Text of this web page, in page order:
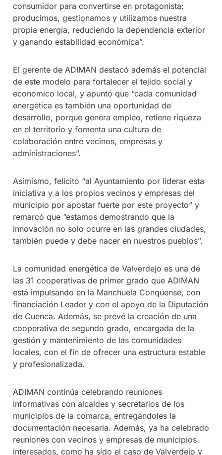
consumidor para convertirse en protagonista:
producimos, gestionamos y utilizamos nuestra
propia energía, reduciendo la dependencia exterior
y ganando estabilidad económica”.
El gerente de ADIMAN destacó además el potencial
de este modelo para fortalecer el tejido social y
económico local, y apuntó que “cada comunidad
energética es también una oportunidad de
desarrollo, porque genera empleo, retiene riqueza
en el territorio y fomenta una cultura de
colaboración entre vecinos, empresas y
administraciones”.
Asimismo, felicitó “al Ayuntamiento por liderar esta
iniciativa y a los propios vecinos y empresas del
municipio por apostar fuerte por este proyecto” y
remarcó que “estamos demostrando que la
innovación no solo ocurre en las grandes ciudades,
también puede y debe nacer en nuestros pueblos”.
La comunidad energética de Valverdejo es una de
las 31 cooperativas de primer grado que ADIMAN
está impulsando en la Manchuela Conquense, con
financiación Leader y con el apoyo de la Diputación
de Cuenca. Además, se prevé la creación de una
cooperativa de segundo grado, encargada de la
gestión y mantenimiento de las comunidades
locales, con el fin de ofrecer una estructura estable
y profesionalizada.
ADIMAN continúa celebrando reuniones
informativas con alcaldes y secretarios de los
municipios de la comarca, entregándoles la
documentación necesaria. Además, ya ha celebrado
reuniones con vecinos y empresas de municipios
interesados, como ha sido el caso de Valverdejo y